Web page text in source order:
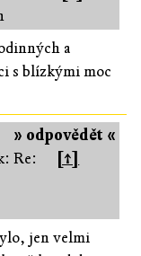
a
s blízkými moc
» odpovědět «
Re:
[↑]
jen velmi